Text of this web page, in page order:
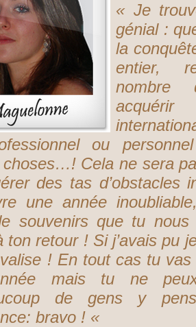
« Je
génial :
la
entier,
nombre
ou
choses…! Cela ne sera
des tas d’obstacles
une année
souvenirs que tu
ton retour ! Si j’avais pu
! En tout cas tu
mais tu ne
de gens y
bravo ! «